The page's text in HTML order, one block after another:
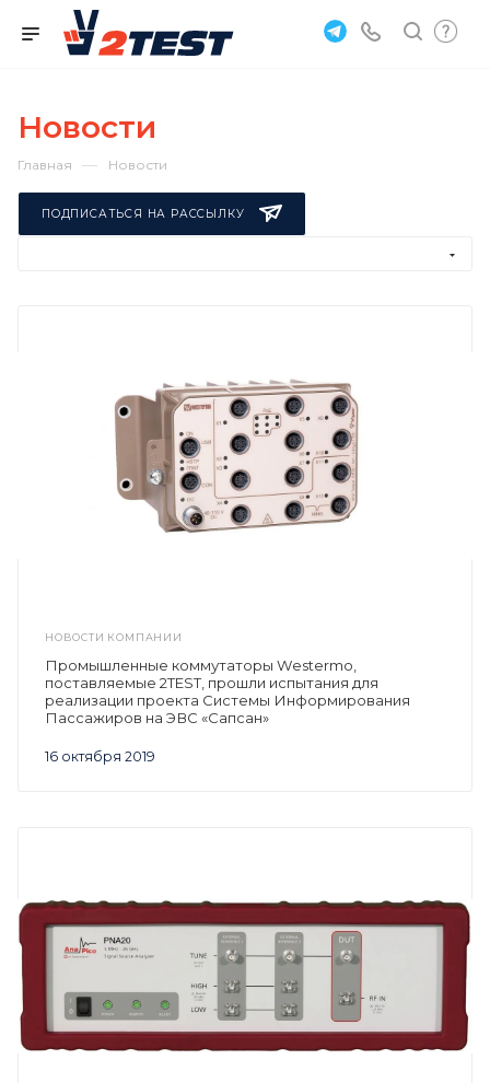
Новости
Главная — Новости
ПОДПИСАТЬСЯ НА РАССЫЛКУ
НОВОСТИ КОМПАНИИ
16 октября 2019
Промышленные коммутаторы Westermo,
поставляемые 2TEST, прошли испытания для
реализации проекта Системы Информирования
Пассажиров на ЭВС «Сапсан»